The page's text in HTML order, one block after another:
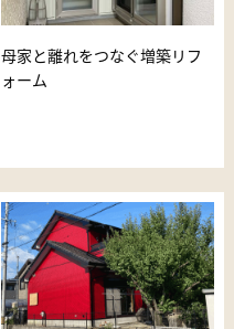
母家と離れをつなぐ増築リフ
ォーム